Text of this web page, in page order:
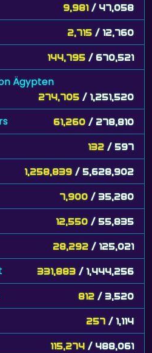
9,981 / 47,058
2,715 / 12,760
144,795 / 670,521
Ägypten
274,705 / 1,251,520
61,260 / 278,810
132 / 597
1,258,839 / 5,628,902
7,900 / 35,280
12,550 / 55,835
28,292 / 125,021
331,883 / 1,444,256
812 / 3,520
257 / 1,114
115,274 / 488,061